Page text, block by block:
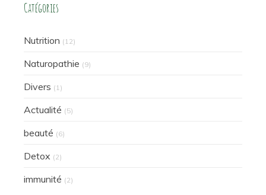
Catégories
Nutrition (12)
Naturopathie (9)
Divers (1)
Actualité (5)
beauté (6)
Detox (2)
immunité (2)